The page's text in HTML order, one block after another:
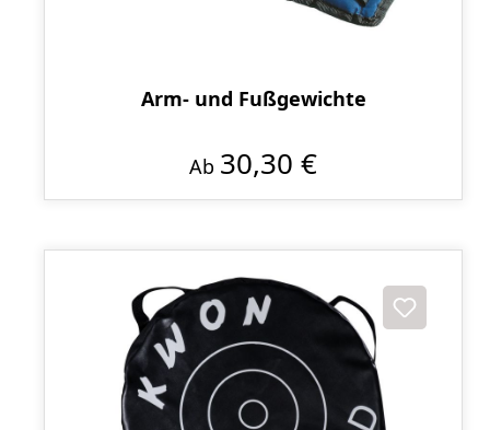
Arm- und Fußgewichte
Ab 30,30 €